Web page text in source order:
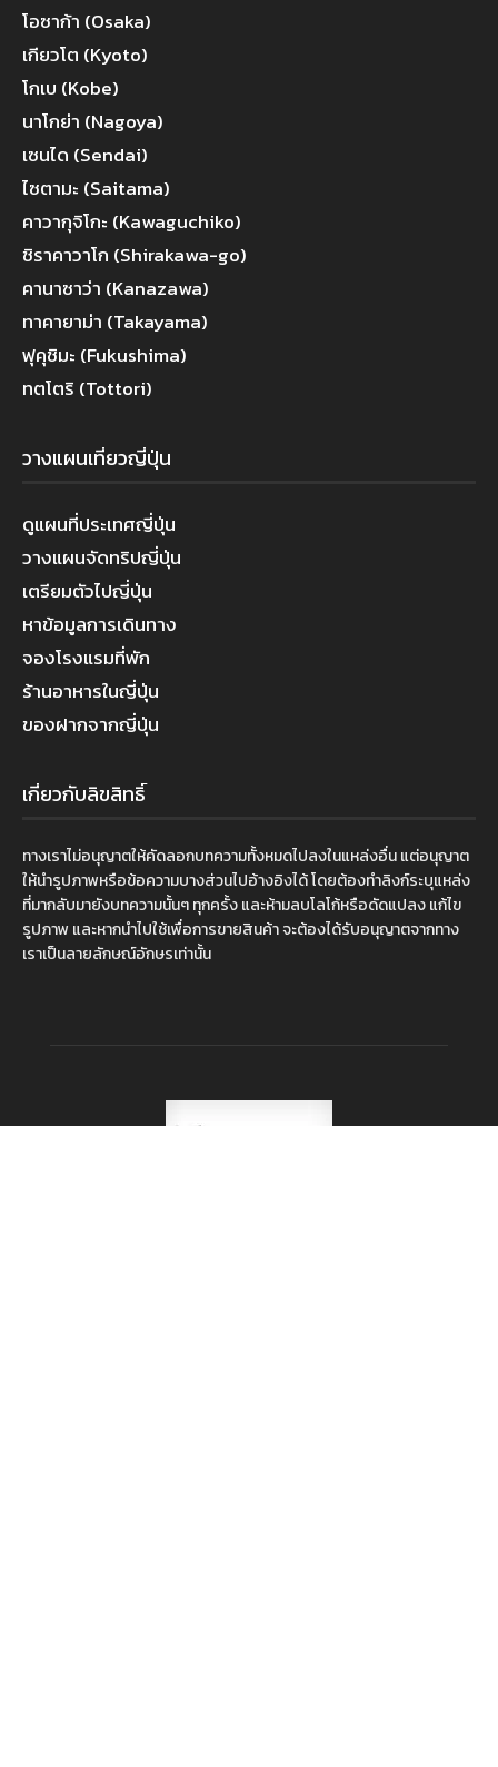
โอซาก้า (Osaka)
เกียวโต (Kyoto)
โกเบ (Kobe)
นาโกย่า (Nagoya)
เซนได (Sendai)
ไซตามะ (Saitama)
คาวากุจิโกะ (Kawaguchiko)
ชิราคาวาโก (Shirakawa-go)
คานาซาว่า (Kanazawa)
ทาคายาม่า (Takayama)
ฟุคุชิมะ (Fukushima)
ทตโตริ (Tottori)
วางแผนเที่ยวญี่ปุ่น
ดูแผนที่ประเทศญี่ปุ่น
วางแผนจัดทริปญี่ปุ่น
เตรียมตัวไปญี่ปุ่น
หาข้อมูลการเดินทาง
จองโรงแรมที่พัก
ร้านอาหารในญี่ปุ่น
ของฝากจากญี่ปุ่น
เกี่ยวกับลิขสิทธิ์
ทางเราไม่อนุญาตให้คัดลอกบทความทั้งหมดไปลงในแหล่งอื่น แต่อนุญาต
ให้นำรูปภาพหรือข้อความบางส่วนไปอ้างอิงได้ โดยต้องทำลิงก์ระบุแหล่ง
ที่มากลับมายังบทความนั้นๆ ทุกครั้ง และห้ามลบโลโก้หรือดัดแปลง แก้ไข
รูปภาพ และหากนำไปใช้เพื่อการขายสินค้า จะต้องได้รับอนุญาตจากทาง
เราเป็นลายลักษณ์อักษรเท่านั้น